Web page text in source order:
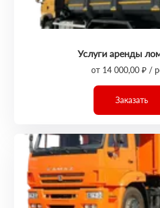
Услуги аренды
от 14 000,00 ₽ /
Заказать